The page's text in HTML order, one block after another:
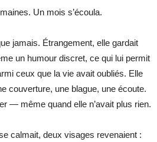
Un mois s’écoula.
jamais. Étrangement, elle gardait
un humour discret, ce qui lui permit
ceux que la vie avait oubliés. Elle
couverture, une blague, une écoute.
— même quand elle n’avait plus rien.
calmait, deux visages revenaient :